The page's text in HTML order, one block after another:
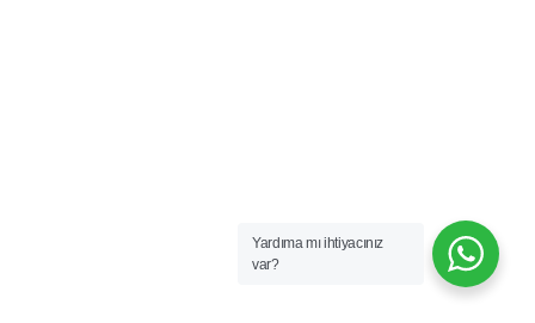
Yardıma mı ihtiyacınız
var?